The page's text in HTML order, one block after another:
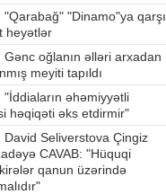
"Qarabağ" "Dinamo"ya qarşı
heyətlər
Gənc oğlanın əlləri arxadan
meyiti tapıldı
"İddiaların əhəmiyyətli
həqiqəti əks etdirmir"
David Seliverstova Çingiz
CAVAB: "Hüquqi
qanun üzərində